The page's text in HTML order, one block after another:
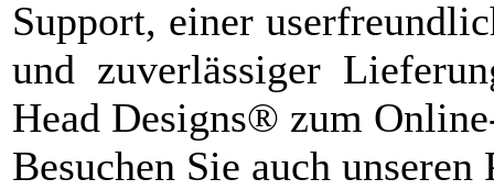
Support, einer
und zuverlässiger
Head Designs® zum
Besuchen Sie auch